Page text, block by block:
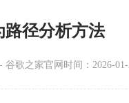
路径分析方法
谷歌之家官网 时间：2026-